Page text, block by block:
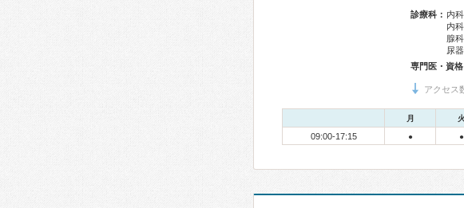
診療科： 内
内
腺
尿
専門医・資格
アクセス
月 火
09:00-17:15 ● ●